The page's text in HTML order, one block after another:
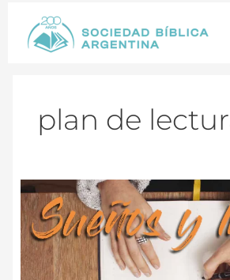
contenido
plan de
Sueños
metas
–
Plan
lectura
YouVersion